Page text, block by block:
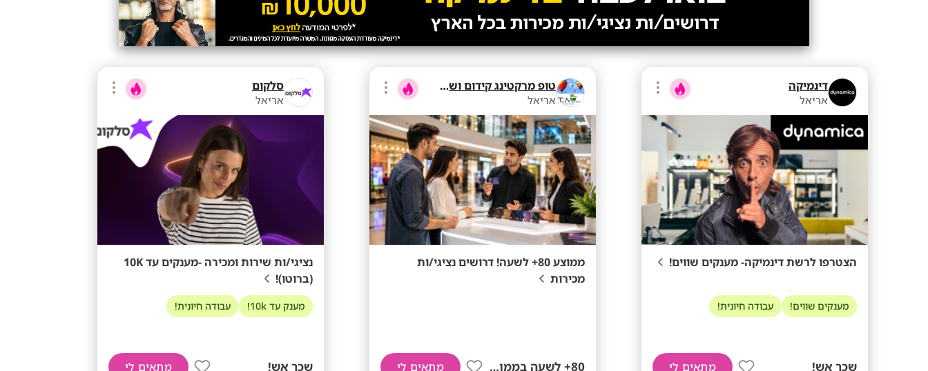
דינמיקה
אריאל
הצטרפו לרשת דינמיקה- מענקים שווים!
מענקים שווים! עבודה חיונית!
שכר אש! מתאים לי
טופ מרקטינג קידום ושיווק בע"מ
אריאל
ממוצע 80+ לשעה! דרושים נציגי/ות
מכירות
80+ לשעה בממוצע מתאים לי
סלקום
אריאל
נציגי/ות שירות ומכירה -מענקים עד 10K
(ברוטו)!
מענק עד 10k! עבודה חיונית!
שכר אש! מתאים לי